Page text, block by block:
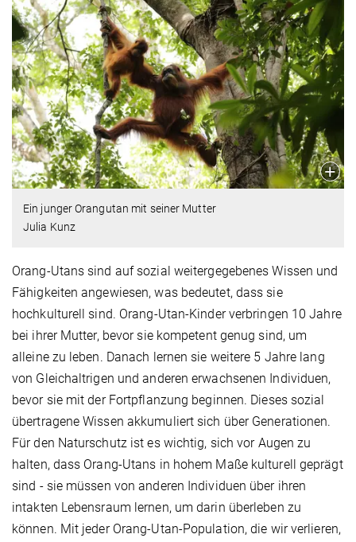
Ein junger Orangutan mit seiner Mutter
Julia Kunz
Orang-Utans sind auf sozial weitergegebenes Wissen und
Fähigkeiten angewiesen, was bedeutet, dass sie
hochkulturell sind. Orang-Utan-Kinder verbringen 10 Jahre
bei ihrer Mutter, bevor sie kompetent genug sind, um
alleine zu leben. Danach lernen sie weitere 5 Jahre lang
von Gleichaltrigen und anderen erwachsenen Individuen,
bevor sie mit der Fortpflanzung beginnen. Dieses sozial
übertragene Wissen akkumuliert sich über Generationen.
Für den Naturschutz ist es wichtig, sich vor Augen zu
halten, dass Orang-Utans in hohem Maße kulturell geprägt
sind - sie müssen von anderen Individuen über ihren
intakten Lebensraum lernen, um darin überleben zu
können. Mit jeder Orang-Utan-Population, die wir verlieren,